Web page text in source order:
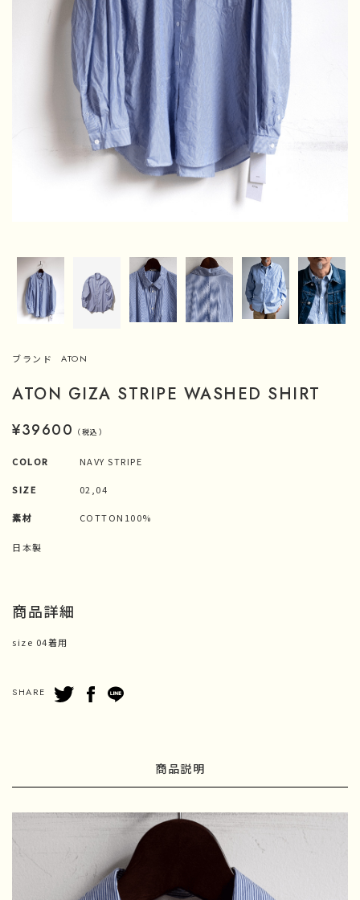
ブランド ATON
ATON GIZA STRIPE WASHED SHIRT
¥39600 （税込）
COLOR NAVY STRIPE
SIZE 02,04
素材 COTTON100%
日本製
商品詳細
size 04着用
SHARE
商品説明